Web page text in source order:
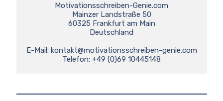
Motivationsschreiben-Genie.com
Mainzer Landstraße 50
60325 Frankfurt am Main
Deutschland
E-Mail: kontakt@motivationsschreiben-genie.com
Telefon: +49 (0)69 10445148